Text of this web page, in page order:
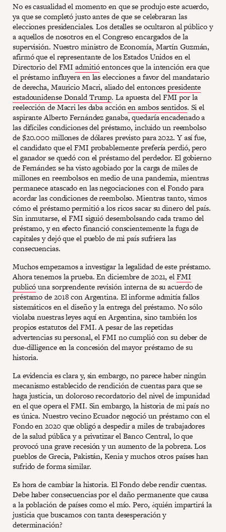
No es casualidad el momento en que se produjo este acuerdo,
ya que se completó justo antes de que se celebraran las
elecciones presidenciales. Los detalles se ocultaron al público y
a aquellos de nosotros en el Congreso encargados de la
supervisión. Nuestro ministro de Economía, Martín Guzmán,
afirmó que el representante de los Estados Unidos en el
Directorio del FMIadmitióentonces que la intención era que
el préstamo influyera en las elecciones a favor del mandatario
de derecha, Mauricio Macri, aliado del entoncespresidente
estadounidense Donald Trump. La apuesta del FMI por la
reelección de Macri les daba acciónen ambos sentidos. Si el
aspirante Alberto Fernández ganaba, quedaría encadenado a
las difíciles condiciones del préstamo, incluido un reembolso
de $20.000 millones de dólares previsto para 2022. Y así fue,
el candidato que el FMI probablemente prefería perdió, pero
el ganador se quedó con el préstamo del perdedor. El gobierno
de Fernández se ha visto agobiado por la carga de miles de
millones en reembolsos en medio de una pandemia, mientras
permanece atascado en las negociaciones con el Fondo para
acordar las condiciones de reembolso. Mientras tanto, vimos
cómo el préstamo permitió a los ricos sacar su dinero del país.
Sin inmutarse, el FMI siguió desembolsando cada tramo del
préstamo, y en efecto financió conscientemente la fuga de
capitales y dejó que el pueblo de mi país sufriera las
consecuencias.
Muchos empezamos a investigar la legalidad de este préstamo.
Ahora tenemos la prueba. En diciembre de 2021, elFMI
publicóuna sorprendente revisión interna de su acuerdo de
préstamo de 2018 con Argentina. El informe admitía fallos
sistemáticos en el diseño y la entrega del préstamo. No sólo
violaba nuestras leyes aquí en Argentina, sino también los
propios estatutos del FMI. A pesar de las repetidas
advertencias su personal, el FMI no cumplió con su deber de
due-dilligence en la concesión del mayor préstamo de su
historia.
La evidencia es clara y, sin embargo, no parece haber ningún
mecanismo establecido de rendición de cuentas para que se
haga justicia, un doloroso recordatorio del nivel de impunidad
en el que opera el FMI. Sin embargo, la historia de mi país no
es única. Nuestro vecino Ecuador negoció un préstamo con el
Fondo en 2020 que obligó a despedir a miles de trabajadores
de la salud pública y a privatizar el Banco Central, lo que
provocó una grave recesión y un aumento de la pobreza. Los
pueblos de Grecia, Pakistán, Kenia y muchos otros países han
sufrido de forma similar.
Es hora de cambiar la historia. El Fondo debe rendir cuentas.
Debe haber consecuencias por el daño permanente que causa
a la población de países como el mío. Pero, ¿quién impartirá la
justicia que buscamos con tanta desesperación y
determinación?